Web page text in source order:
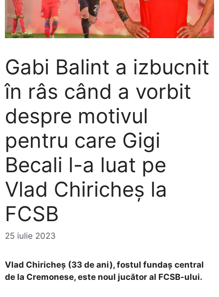
Gabi Balint a izbucnit
în râs când a vorbit
despre motivul
pentru care Gigi
Becali l-a luat pe
Vlad Chiricheș la
FCSB
25 iulie 2023
Vlad Chiricheș (33 de ani), fostul fundaș central
de la Cremonese, este noul jucător al FCSB-ului.